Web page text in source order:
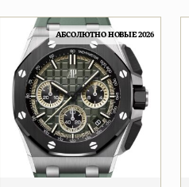
АБСОЛЮТНО НОВЫЕ 2026